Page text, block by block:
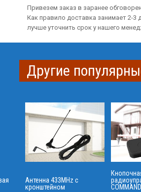
Привезем заказ в заранее
Как правило доставка занимает 2-3
лучше уточнить срок у нашего
Другие
Антенна 433MHz с
кронштейном